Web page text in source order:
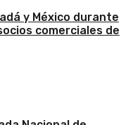
y México durante
comerciales de